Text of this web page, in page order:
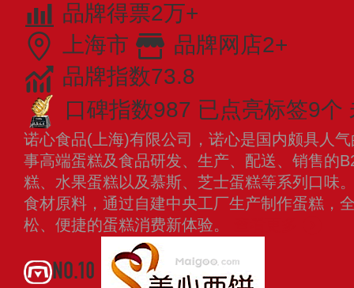
品牌得票2万+
上海市
品牌网店2+
品牌指数73.8
口碑指数987 已点亮标签9个
诺心食品(上海)有限公司，诺心是国内颇具人
事高端蛋糕及食品研发、生产、配送、销售的
糕、水果蛋糕以及慕斯、芝士蛋糕等系列口味
食材原料，通过自建中央工厂生产制作蛋糕，
松、便捷的蛋糕消费新体验。
NO.10